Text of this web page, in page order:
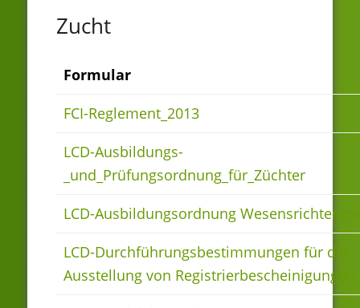
Zucht
Formular
FCI-Reglement_2013
LCD-Ausbildungs-
_und_Prüfungsordnung_für_Züchter
LCD-Ausbildungsordnung
LCD-Durchführungsbestimmungen für die
Ausstellung von Registrierbescheinigungen